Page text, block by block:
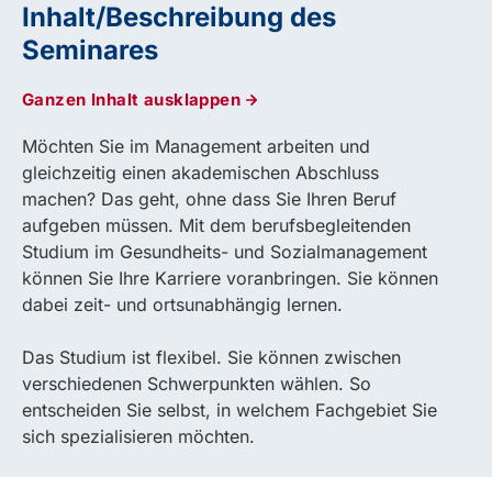
Inhalt/Beschreibung des
Seminares
Ganzen Inhalt ausklappen
Möchten Sie im Management arbeiten und
gleichzeitig einen akademischen Abschluss
machen? Das geht, ohne dass Sie Ihren Beruf
aufgeben müssen. Mit dem berufsbegleitenden
Studium im Gesundheits- und Sozialmanagement
können Sie Ihre Karriere voranbringen. Sie können
dabei zeit- und ortsunabhängig lernen.
Das Studium ist flexibel. Sie können zwischen
verschiedenen Schwerpunkten wählen. So
entscheiden Sie selbst, in welchem Fachgebiet Sie
sich spezialisieren möchten.